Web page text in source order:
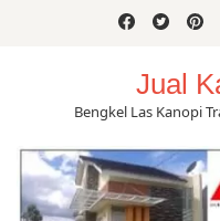
Jual
Bengkel Las Kanopi